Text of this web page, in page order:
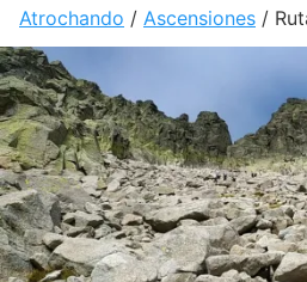
Atrochando / Ascensiones /